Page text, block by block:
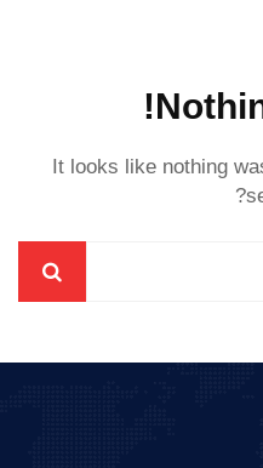
It looks like nothing